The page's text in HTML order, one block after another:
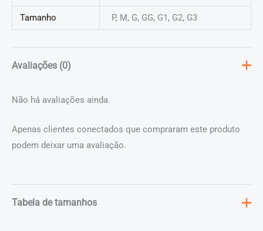
Tamanho P, M, G, GG, G1, G2, G3
Avaliações (0)
Não há avaliações ainda.
Apenas clientes conectados que compraram este produto
podem deixar uma avaliação.
Tabela de tamanhos